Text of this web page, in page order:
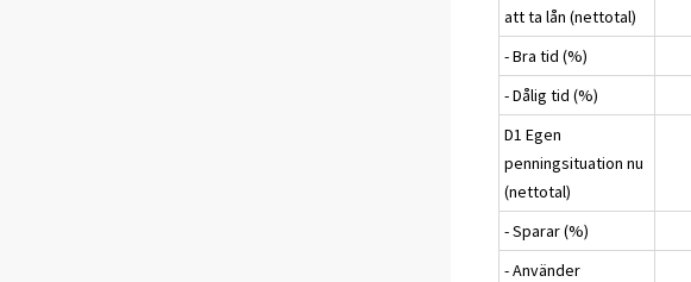
att ta lån (nettotal)
- Bra tid (%)
- Dålig tid (%)
D1 Egen
penningsituation nu
(nettotal)
- Sparar (%)
- Använder